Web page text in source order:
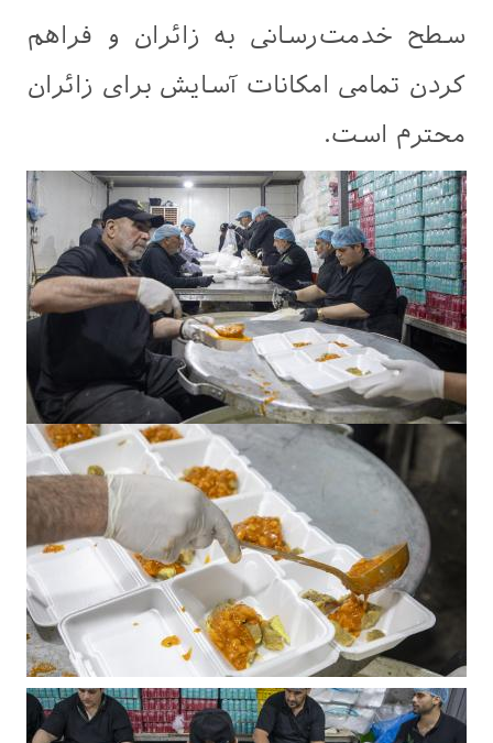
سطح خدمت‌رسانی به زائران و فراهم
کردن تمامی امکانات آسایش برای زائران
محترم است.